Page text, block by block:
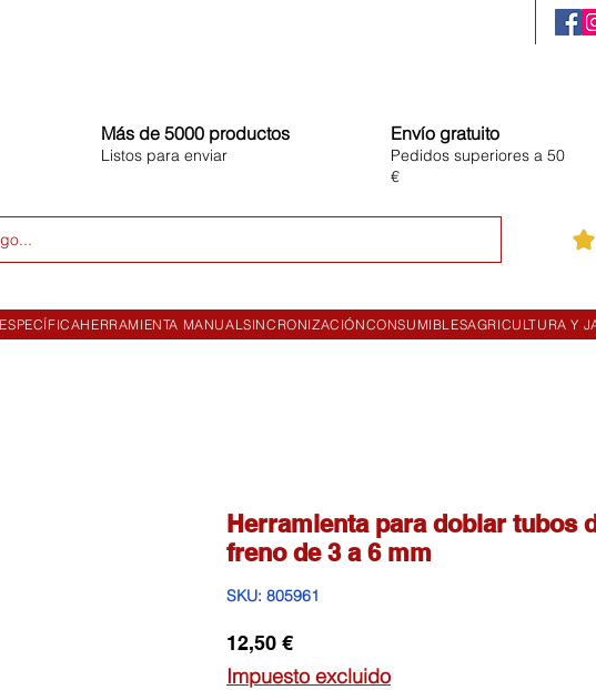
Más de 5000 productos
Listos para enviar
Envío gratuito
Pedidos superiores a 50
€
HERRAMIENTA MANUALSINCRONIZACIÓNCONSUMIBLESAGRICULTURA Y
Herramienta para doblar tubos
freno de 3 a 6 mm
SKU: 805961
12,50 €Precio
Impuesto excluido